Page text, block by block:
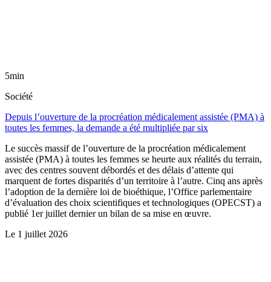
5min
Société
Depuis l’ouverture de la procréation médicalement assistée (PMA) à
toutes les femmes, la demande a été multipliée par six
Le succès massif de l’ouverture de la procréation médicalement
assistée (PMA) à toutes les femmes se heurte aux réalités du terrain,
avec des centres souvent débordés et des délais d’attente qui
marquent de fortes disparités d’un territoire à l’autre. Cinq ans après
l’adoption de la dernière loi de bioéthique, l’Office parlementaire
d’évaluation des choix scientifiques et technologiques (OPECST) a
publié 1er juillet dernier un bilan de sa mise en œuvre.
Le 1 juillet 2026